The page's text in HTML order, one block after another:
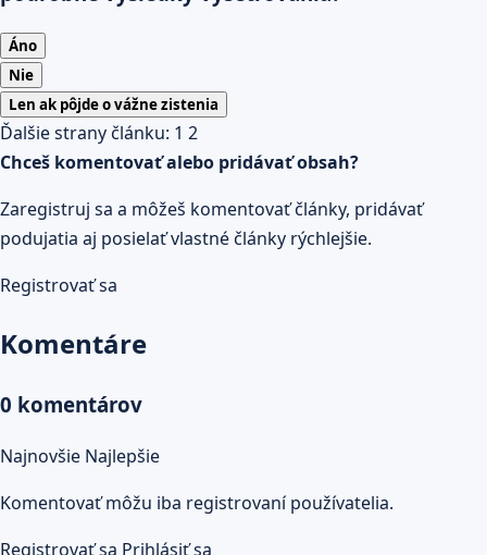
Áno
Nie
Len ak pôjde o vážne zistenia
Ďalšie strany článku: 1 2
Chceš komentovať alebo pridávať obsah?
Zaregistruj sa a môžeš komentovať články, pridávať
podujatia aj posielať vlastné články rýchlejšie.
Registrovať sa
Komentáre
0 komentárov
Najnovšie Najlepšie
Komentovať môžu iba registrovaní používatelia.
Registrovať sa Prihlásiť sa